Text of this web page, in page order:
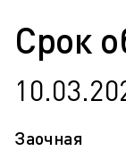
Срок
Заочная